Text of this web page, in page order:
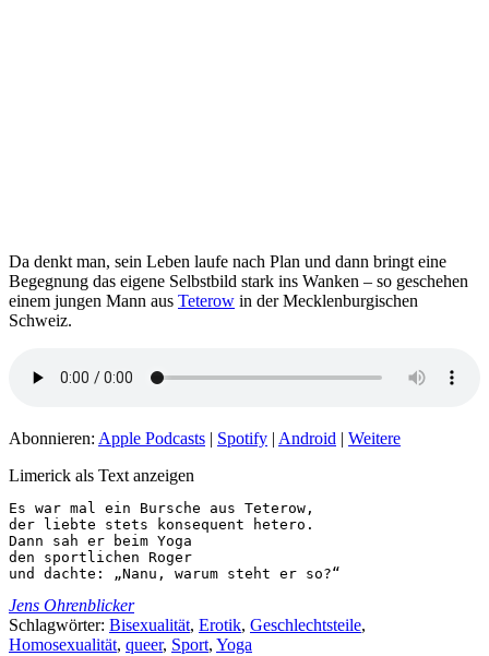
Da denkt man, sein Leben laufe nach Plan und dann bringt eine
Begegnung das eigene Selbstbild stark ins Wanken – so geschehen
einem jungen Mann aus Teterow in der Mecklenburgischen
Schweiz.
Abonnieren: Apple Podcasts | Spotify | Android | Weitere
Limerick als Text anzeigen
Es war mal ein Bursche aus Teterow,
der liebte stets konsequent hetero.
Dann sah er beim Yoga
den sportlichen Roger
und dachte: „Nanu, warum steht er so?“
Jens Ohrenblicker
Schlagwörter: Bisexualität, Erotik, Geschlechtsteile,
Homosexualität, queer, Sport, Yoga